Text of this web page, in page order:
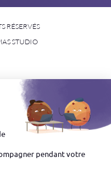
RÉSERVÉS
STUDIO